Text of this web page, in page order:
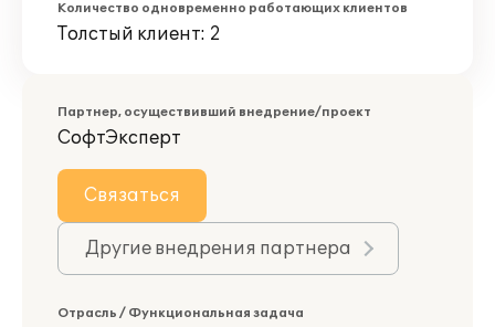
Количество одновременно работающих клиентов
Толстый клиент: 2
Партнер, осуществивший внедрение/проект
СофтЭксперт
Связаться
Другие внедрения партнера
Отрасль / Функциональная задача